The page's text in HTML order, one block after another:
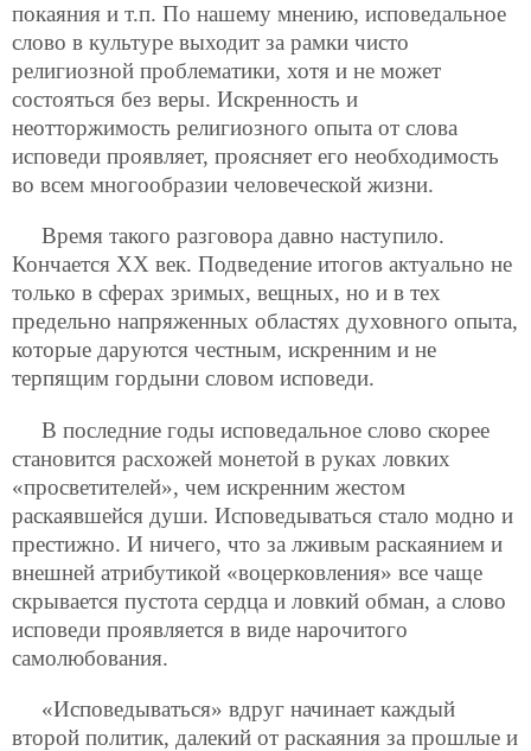
покаяния и т.п. По нашему мнению, исповедальное
слово в культуре выходит за рамки чисто
религиозной проблематики, хотя и не может
состояться без веры. Искренность и
неотторжимость религиозного опыта от слова
исповеди проявляет, проясняет его необходимость
во всем многообразии человеческой жизни.
Время такого разговора давно наступило.
Кончается XX век. Подведение итогов актуально не
только в сферах зримых, вещных, но и в тех
предельно напряженных областях духовного опыта,
которые даруются честным, искренним и не
терпящим гордыни словом исповеди.
В последние годы исповедальное слово скорее
становится расхожей монетой в руках ловких
«просветителей», чем искренним жестом
раскаявшейся души. Исповедываться стало модно и
престижно. И ничего, что за лживым раскаянием и
внешней атрибутикой «воцерковления» все чаще
скрывается пустота сердца и ловкий обман, а слово
исповеди проявляется в виде нарочитого
самолюбования.
«Исповедываться» вдруг начинает каждый
второй политик, далекий от раскаяния за прошлые и